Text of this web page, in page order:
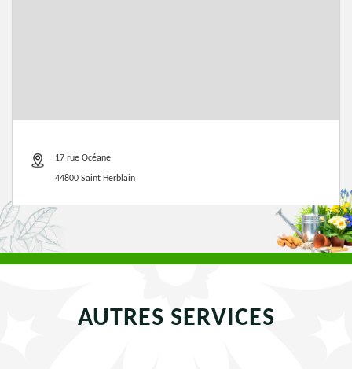
17 rue Océane
44800 Saint Herblain
AUTRES SERVICES